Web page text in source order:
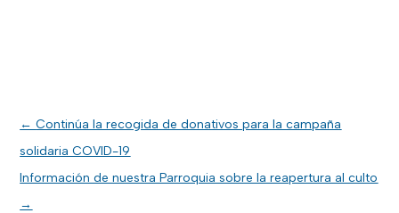
←Continúa la recogida de donativos para la campaña
solidaria COVID-19
Información de nuestra Parroquia sobre la reapertura al culto
→